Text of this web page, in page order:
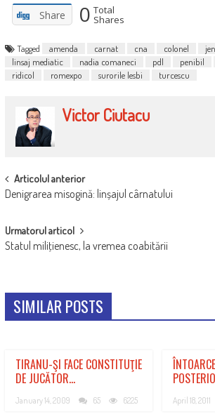
Share 0 Total
Shares
Tagged amenda carnat cna colonel
linsaj mediatic
nadia comaneci pdl penibil
ridicol
romexpo surorile lesbi turcescu
Victor Ciutacu
POST
NAVIGATION
Articolul anterior
Denigrarea misogină: linșajul cârnatului
Urmatorul articol
Statul miliţienesc, la vremea coabitării
SIMILAR POSTS
TIRANU-ŞI FACE CONSTITUŢIE
DE JUCĂTOR…
January 14, 2009 65 6225 April 18, 2011